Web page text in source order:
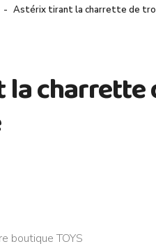
Astérix tirant la charrette de
charrette
boutique TOYS